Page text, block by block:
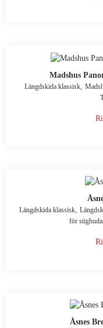
Madshus
Längdskida klassisk
Längdskida klassisk
för
Åsnes